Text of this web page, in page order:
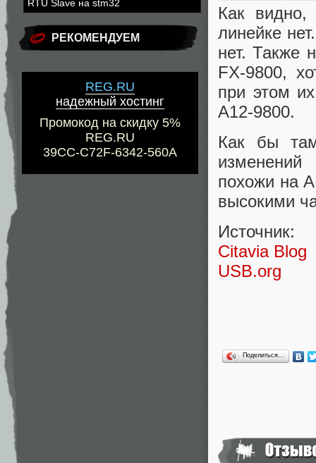
RTU Slave на stm32
РЕКОМЕНДУЕМ
REG.RU
надежный хостинг
Промокод на скидку 5%
REG.RU
39CC-C72F-6342-560A
Как видно,
линейке
нет. Также
FX-9800,
при этом
A12-9800.
Как бы
похожи на
высокими
Источник:
Citavia Blog
USB.org
Поделиться…